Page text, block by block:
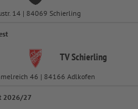
14 | 84069 Schierling
TV Schierling
46 | 84166 Adlkofen
2026/27